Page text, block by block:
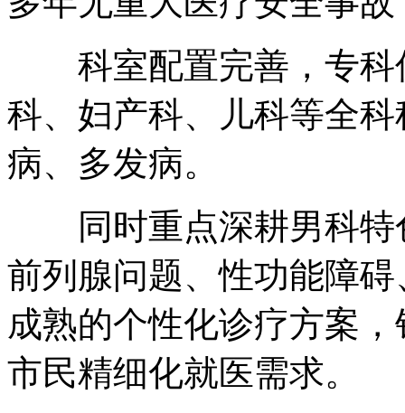
科室配置完善，专科
科、妇产科、儿科等全
病、多发病。
同时重点深耕男科特
前列腺问题、性功能障
成熟的个性化诊疗方案
市民精细化就医需求。